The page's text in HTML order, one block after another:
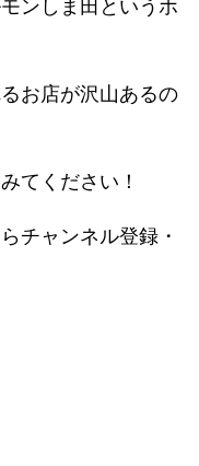
ンしま田というホ
お店が沢山あるの
てください！
チャンネル登録・